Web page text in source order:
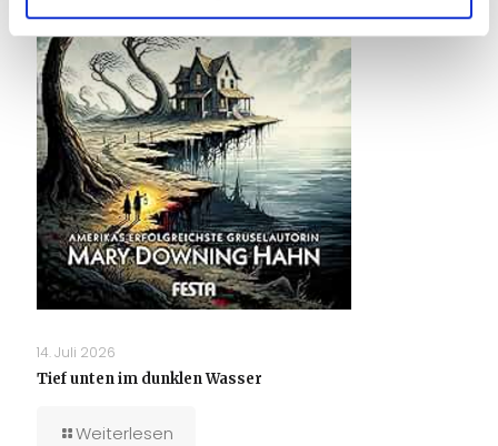
14. Juli 2026
Tief unten im dunklen Wasser
Weiterlesen